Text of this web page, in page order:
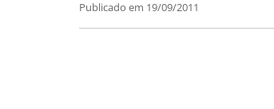
Publicado em 19/09/2011